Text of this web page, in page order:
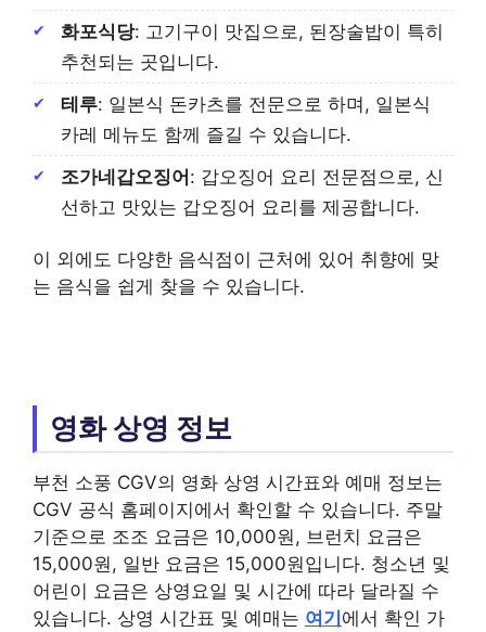
화포식당: 고기구이 맛집으로, 된장술밥이 특히
추천되는 곳입니다.
테루: 일본식 돈카츠를 전문으로 하며, 일본식
카레 메뉴도 함께 즐길 수 있습니다.
조가네갑오징어 : 갑오징어 요리 전문점으로, 신
선하고 맛있는 갑오징어 요리를 제공합니다.
이 외에도 다양한 음식점이 근처에 있어 취향에 맞
는 음식을 쉽게 찾을 수 있습니다.
영화 상영 정보
부천 소풍 CGV의 영화 상영 시간표와 예매 정보는
CGV 공식 홈페이지에서 확인할 수 있습니다. 주말
기준으로 조조 요금은 10,000원, 브런치 요금은
15,000원, 일반 요금은 15,000원입니다. 청소년 및
어린이 요금은 상영요일 및 시간에 따라 달라질 수
있습니다. 상영 시간표 및 예매는 여기에서 확인 가